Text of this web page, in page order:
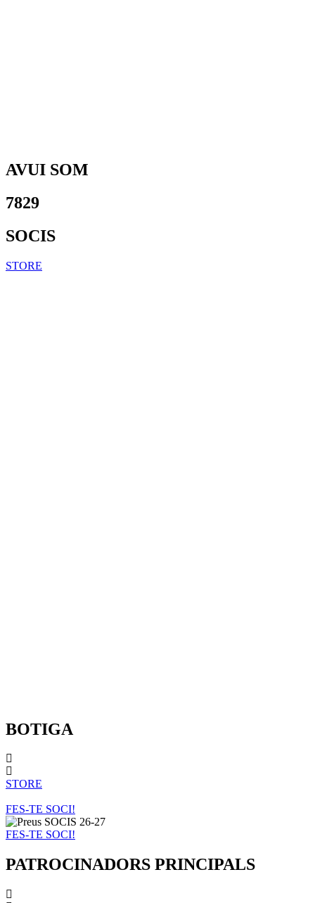
AVUI SOM
7829
SOCIS
STORE
BOTIGA
STORE
FES-TE SOCI!
FES-TE SOCI!
PATROCINADORS PRINCIPALS